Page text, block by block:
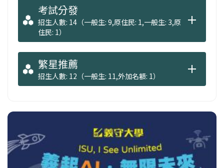
（世界排名百大）材料系設有雙聯學位。
考試分發
招生人數: 14（一般生: 9,原住民: 1,一般生: 3,原
住民: 1）
繁星推薦
招生人數: 12（一般生: 11,外加名額: 1）